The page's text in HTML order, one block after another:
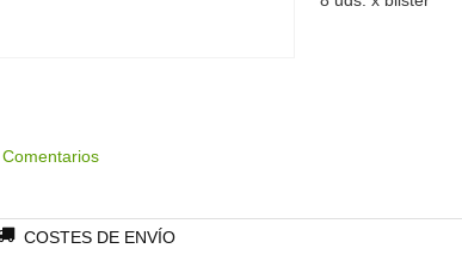
Comentarios
COSTES DE ENVÍO